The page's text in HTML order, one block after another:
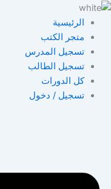
تخطي
المحتوى
الرئيسية
متجر الكتب
تسجيل المدرس
تسجيل الطالب
كل الدورات
تسجيل / دخول